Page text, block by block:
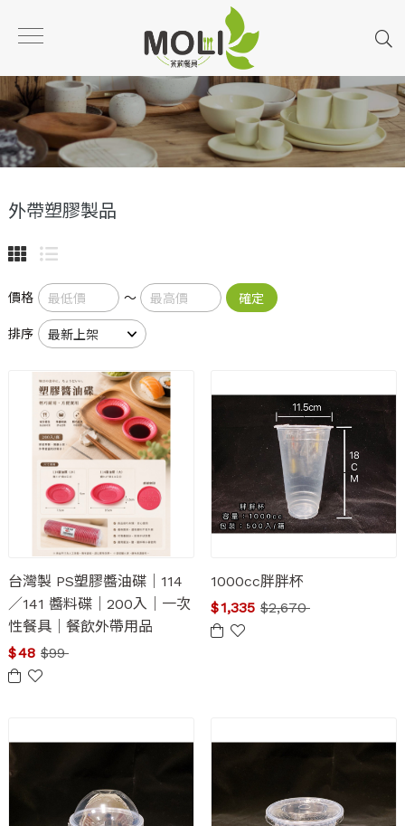
外帶塑膠製品
價格 ～ 確定
排序
台灣製 PS塑膠醬油碟｜114
／141 醬料碟｜200入｜一次
性餐具｜餐飲外帶用品
$99
$48
1000cc胖胖杯
$2,670
$1,335